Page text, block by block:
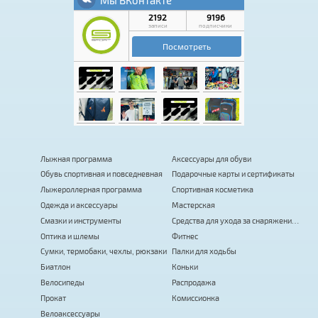
Лыжная программа
Обувь спортивная и повседневная
Лыжероллерная программа
Одежда и аксессуары
Смазки и инструменты
Оптика и шлемы
Сумки, термобаки, чехлы, рюкзаки
Биатлон
Велосипеды
Прокат
Велоаксессуары
Аксессуары для обуви
Подарочные карты и сертификаты
Спортивная косметика
Мастерская
Средства для ухода за снаряжением
Фитнес
Палки для ходьбы
Коньки
Распродажа
Комиссионка